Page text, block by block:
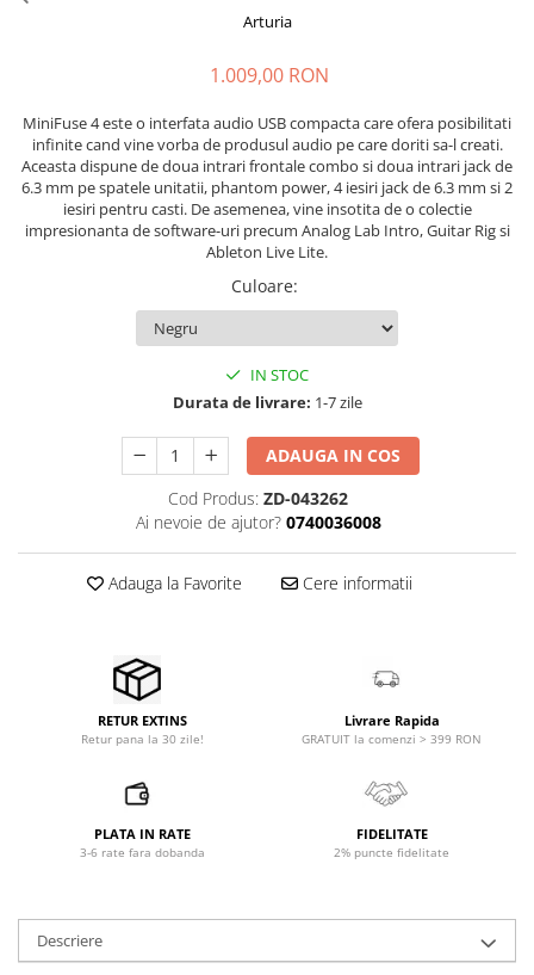
Stabilizatoare de tensiune UPS si
Power Conditioner
Unelte Audio
Microfoane
Accesorii de microfoane
Capsule de microfon
Microfoane de broadcast
Microfoane de instrumente
Microfoane de masurare si
Microfoane de Suprafata
Microfoane de voce si live
Microfoane lavaliera si headset
Microfoane podcast, USB, iOS /
Microfoane Ribbon
Microfoane stereo
Microfoane Suspendabile
Microfoane wireless si sisteme
Studio si inregistrari
Accesorii de rack
Accesorii echipamente de studio
Arturia
1.009,00 RON
MiniFuse 4 este o interfata audio USB compacta care ofera posibilitati
infinite cand vine vorba de produsul audio pe care doriti sa-l creati.
Aceasta dispune de doua intrari frontale combo si doua intrari jack de
6.3 mm pe spatele unitatii, phantom power, 4 iesiri jack de 6.3 mm si 2
iesiri pentru casti. De asemenea, vine insotita de o colectie
impresionanta de software-uri precum Analog Lab Intro, Guitar Rig si
Ableton Live Lite.
Culoare:
IN STOC
Durata de livrare: 1-7 zile
ADAUGA IN COS
Cod Produs: ZD-043262
Ai nevoie de ajutor? 0740036008
Adauga la Favorite Cere informatii
RETUR EXTINS
Retur pana la 30 zile!
Livrare Rapida
GRATUIT la comenzi > 399 RON
PLATA IN RATE
3-6 rate fara dobanda
FIDELITATE
2% puncte fidelitate
Descriere